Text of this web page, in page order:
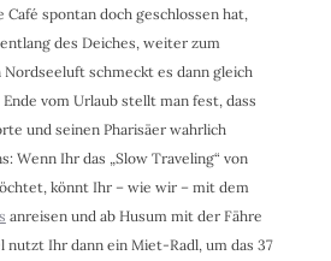
Café spontan doch geschlossen hat,
des Deiches, weiter zum
schmeckt es dann gleich
vom Urlaub stellt man fest, dass
und seinen Pharisäer wahrlich
Wenn Ihr das „Slow Traveling“ von
könnt Ihr – wie wir – mit dem
anreisen und ab Husum mit der Fähre
nutzt Ihr dann ein Miet-Radl, um das 37